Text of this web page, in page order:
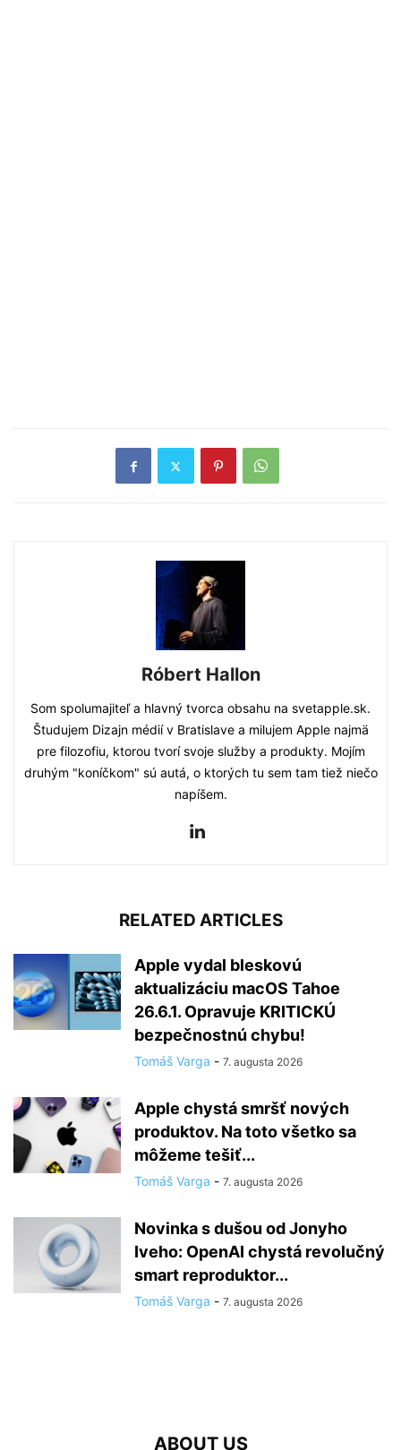
Róbert Hallon
Som spolumajiteľ a hlavný tvorca obsahu na svetapple.sk.
Študujem Dizajn médií v Bratislave a milujem Apple najmä
pre filozofiu, ktorou tvorí svoje služby a produkty. Mojím
druhým "koníčkom" sú autá, o ktorých tu sem tam tiež niečo
napíšem.
RELATED ARTICLES
Apple vydal bleskovú
aktualizáciu macOS Tahoe
26.6.1. Opravuje KRITICKÚ
bezpečnostnú chybu!
Tomáš Varga - 7. augusta 2026
Apple chystá smršť nových
produktov. Na toto všetko sa
môžeme tešiť...
Tomáš Varga - 7. augusta 2026
Novinka s dušou od Jonyho
Iveho: OpenAI chystá revolučný
smart reproduktor...
Tomáš Varga - 7. augusta 2026
ABOUT US